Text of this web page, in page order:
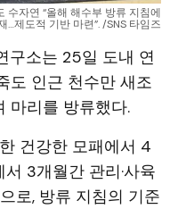
수자연 “올해 해수부 방류 지침에
…제도적 기반 마련”. /SNS 타임즈
구소는 25일 도내 연
도 인근 천수만 새조
마리를 방류했다.
건강한 모패에서 4
3개월간 관리·사육
로, 방류 지침의 기준